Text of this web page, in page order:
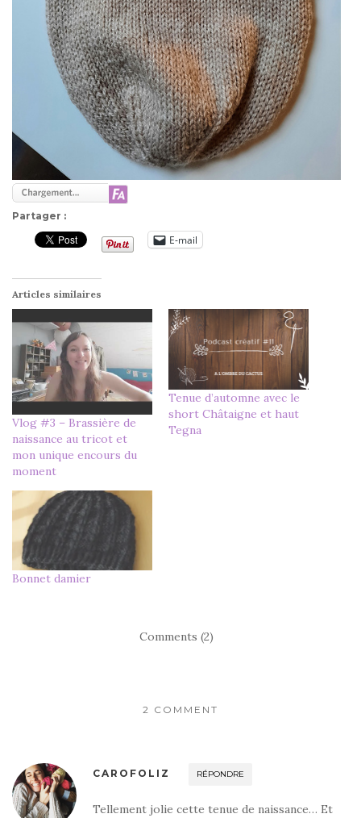
Partager :
E-mail
Articles similaires
Vlog #3 – Brassière de
naissance au tricot et
mon unique encours du
moment
Tenue d’automne avec le
short Châtaigne et haut
Tegna
Bonnet damier
Comments (2)
2 COMMENT
CAROFOLIZ RÉPONDRE
Tellement jolie cette tenue de naissance… Et